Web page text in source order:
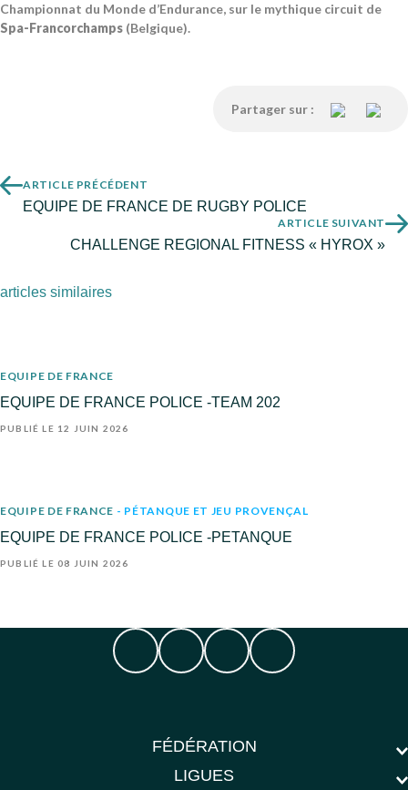
Championnat du Monde d’Endurance, sur le mythique circuit de
Spa-Francorchamps (Belgique).
Partager sur :
ARTICLE PRÉCÉDENT
EQUIPE DE FRANCE DE RUGBY POLICE
ARTICLE SUIVANT
CHALLENGE REGIONAL FITNESS « HYROX »
articles similaires
EQUIPE DE FRANCE
EQUIPE DE FRANCE POLICE -TEAM 202
PUBLIÉ LE 12 JUIN 2026
EQUIPE DE FRANCE - PÉTANQUE ET JEU PROVENÇAL
EQUIPE DE FRANCE POLICE -PETANQUE
PUBLIÉ LE 08 JUIN 2026
FÉDÉRATION
LIGUES